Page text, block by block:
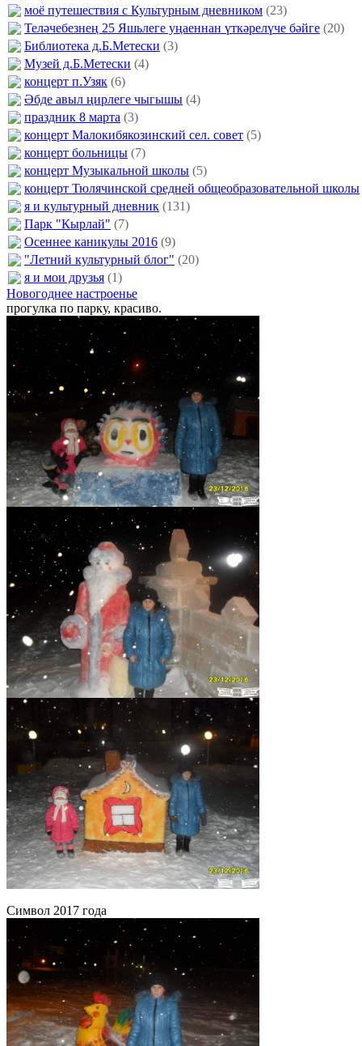
моё путешествия с Культурным дневником (23)
Теләчебезнең 25 Яшьлеге уңаеннан үткәрелүче бәйге (20)
Библиотека д.Б.Метески (3)
Музей д.Б.Метески (4)
концерт п.Узяк (6)
Әбде авыл ңирлеге чыгышы (4)
праздник 8 марта (3)
концерт Малокибякозинский сел. совет (5)
концерт больницы (7)
концерт Музыкальной школы (5)
концерт Тюлячинской средней общеобразовательной школы
я и культурный дневник (131)
Парк "Кырлай" (7)
Осеннее каникулы 2016 (9)
"Летний культурный блог" (20)
я и мои друзья (1)
Новогоднее настроенье
прогулка по парку, красиво.
Символ 2017 года